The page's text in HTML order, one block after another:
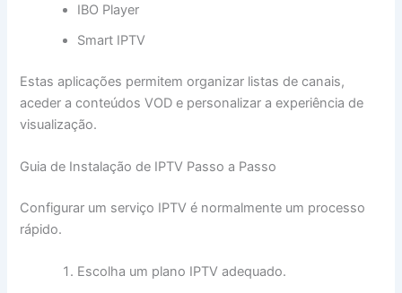
IBO Player
Smart IPTV
Estas aplicações permitem organizar listas de canais,
aceder a conteúdos VOD e personalizar a experiência de
visualização.
Guia de Instalação de IPTV Passo a Passo
Configurar um serviço IPTV é normalmente um processo
rápido.
Escolha um plano IPTV adequado.